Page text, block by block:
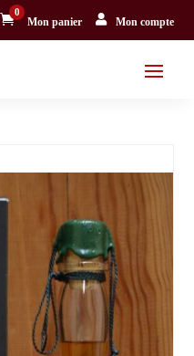

0
Mon panier  Mon compte